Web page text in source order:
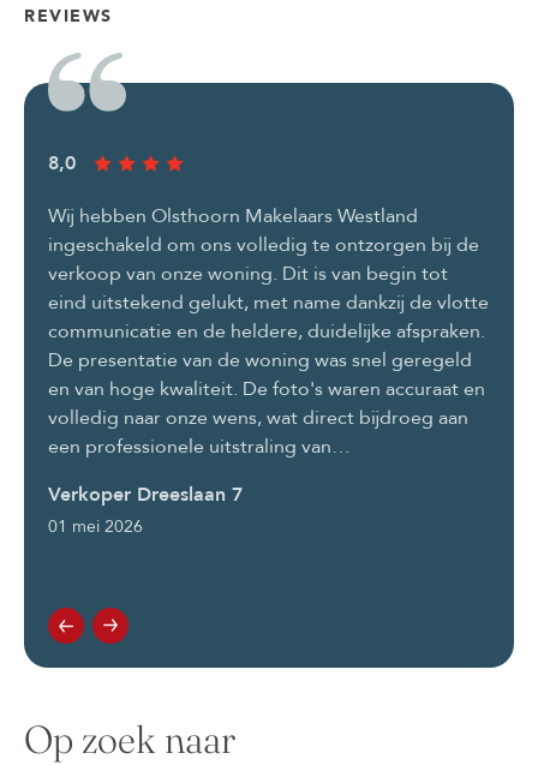
REVIEWS
8,0
Wij hebben Olsthoorn Makelaars Westland
ingeschakeld om ons volledig te ontzorgen bij de
verkoop van onze woning. Dit is van begin tot
eind uitstekend gelukt, met name dankzij de vlotte
communicatie en de heldere, duidelijke afspraken.
De presentatie van de woning was snel geregeld
en van hoge kwaliteit. De foto's waren accuraat en
volledig naar onze wens, wat direct bijdroeg aan
een professionele uitstraling van…
Verkoper Dreeslaan 7
01 mei 2026
Op zoek naar